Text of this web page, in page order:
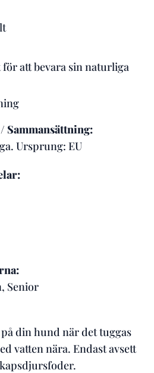
att bevara sin naturliga
Ursprung: EU
Senior
din hund när det tuggas
vatten nära. Endast avsett